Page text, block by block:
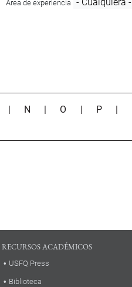
Área de experiencia
N O P
RECURSOS ACADÉMICOS
USFQ Press
Biblioteca